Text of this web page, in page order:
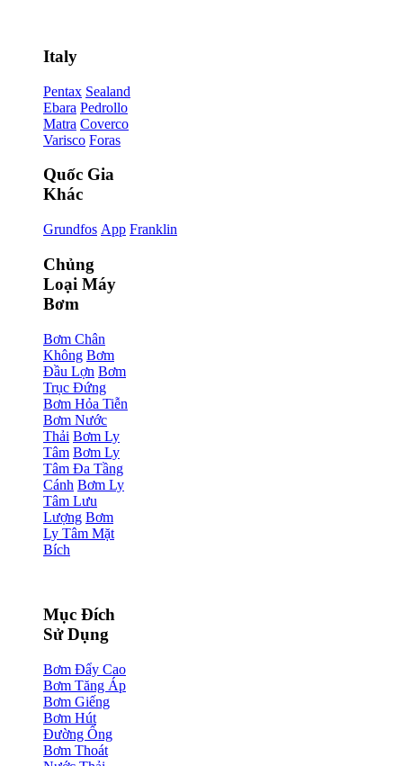
Italy
Pentax Sealand
Ebara Pedrollo
Matra Coverco
Varisco Foras
Quốc Gia
Khác
Grundfos App Franklin
Chủng
Loại Máy
Bơm
Bơm Chân
Không Bơm
Đầu Lợn Bơm
Trục Đứng
Bơm Hỏa Tiễn
Bơm Nước
Thải Bơm Ly
Tâm Bơm Ly
Tâm Đa Tầng
Cánh Bơm Ly
Tâm Lưu
Lượng Bơm
Ly Tâm Mặt
Bích
Mục Đích
Sử Dụng
Bơm Đẩy Cao
Bơm Tăng Áp
Bơm Giếng
Bơm Hút
Đường Ống
Bơm Thoát